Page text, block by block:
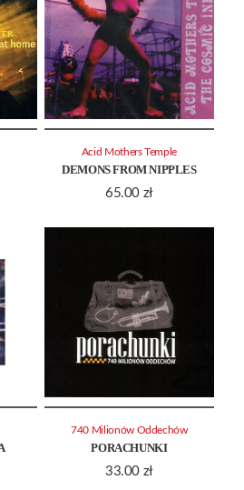
DEMONS FROM NIPPLES
65.00 zł
Acid Mothers Temple
PORACHUNKI
33.00 zł
740 Milionów Oddechów